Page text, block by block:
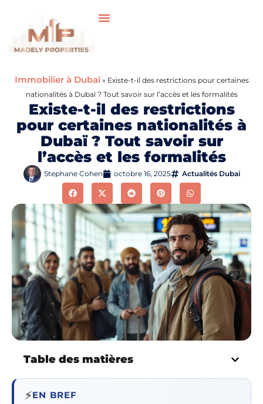
Immobilier à Dubaï» Existe-t-il des restrictions pour certaines
nationalités à Dubaï ? Tout savoir sur l’accès et les formalités
Existe-t-il des restrictions
pour certaines nationalités à
Dubaï ? Tout savoir sur
l’accès et les formalités
Stephane Cohen octobre 16, 2025 Actualités Dubai
Table des matières
⚡EN BREF